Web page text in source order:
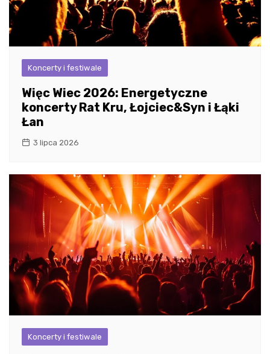
Koncerty i festiwale
Więc Wiec 2026: Energetyczne
koncerty Rat Kru, Łojciec&Syn i Łąki
Łan
3 lipca 2026
Koncerty i festiwale